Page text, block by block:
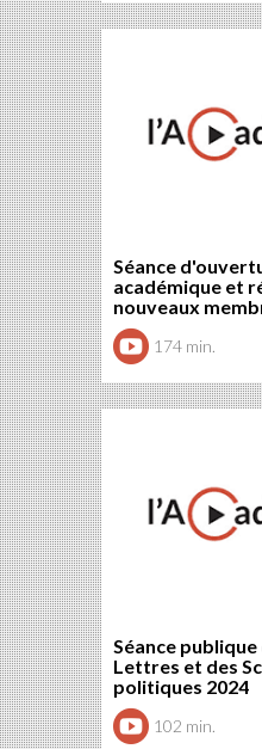
Séance
académique et
nouveaux
174 min.
Séance publique
Lettres et des
politiques 2024
102 min.